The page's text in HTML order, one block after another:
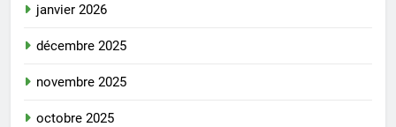
janvier 2026
décembre 2025
novembre 2025
octobre 2025